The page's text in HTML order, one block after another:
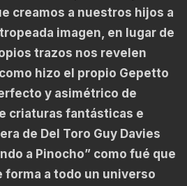
creamos a nuestros hijos a
imagen, en lugar de
trazos nos revelen
hizo el propio Gepetto
y asimétrico de
criaturas fantásticas e
de Del Toro Guy Davies
a Pinocho” como fué que
forma a todo un universo